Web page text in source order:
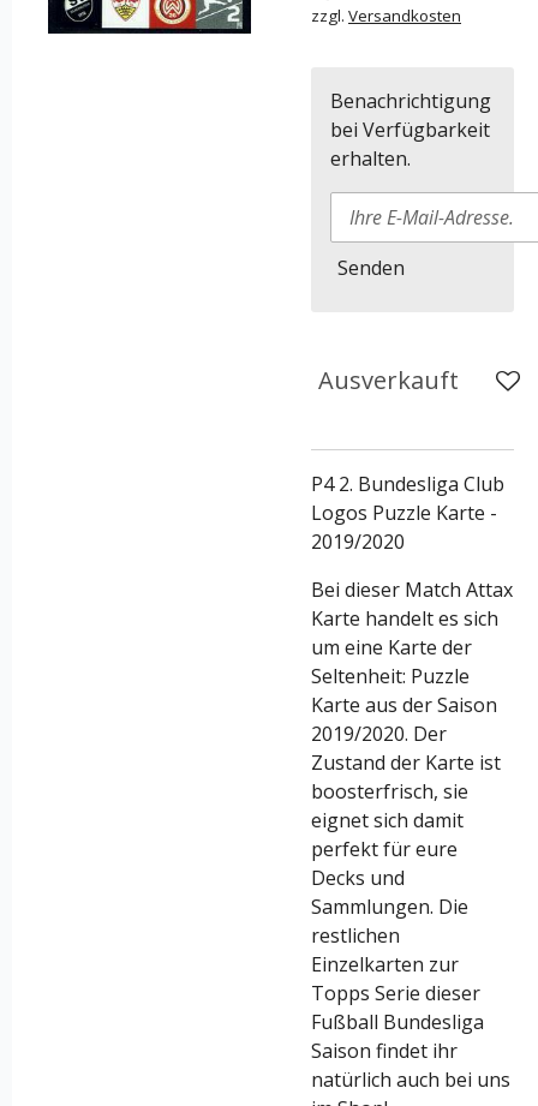
zzgl. Versandkosten
Benachrichtigung
bei Verfügbarkeit
erhalten.
Senden
Ausverkauft
P4 2. Bundesliga Club
Logos Puzzle Karte -
2019/2020
Bei dieser Match Attax
Karte handelt es sich
um eine Karte der
Seltenheit: Puzzle
Karte aus der Saison
2019/2020. Der
Zustand der Karte ist
boosterfrisch, sie
eignet sich damit
perfekt für eure
Decks und
Sammlungen. Die
restlichen
Einzelkarten zur
Topps Serie dieser
Fußball Bundesliga
Saison findet ihr
natürlich auch bei uns